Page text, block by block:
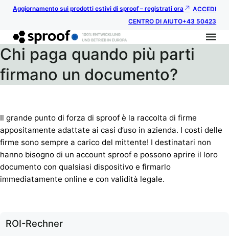
Aggiornamento sui prodotti estivi di sproof – registrati ora
ACCEDI
CENTRO DI AIUTO+43 50423
Chi paga quando più parti
firmano un documento?
Il grande punto di forza di sproof è la raccolta di firme
appositamente adattate ai casi d’uso in azienda. I costi delle
firme sono sempre a carico del mittente! I destinatari non
hanno bisogno di un account sproof e possono aprire il loro
documento con qualsiasi dispositivo e firmarlo
immediatamente online e con validità legale.
ROI-Rechner